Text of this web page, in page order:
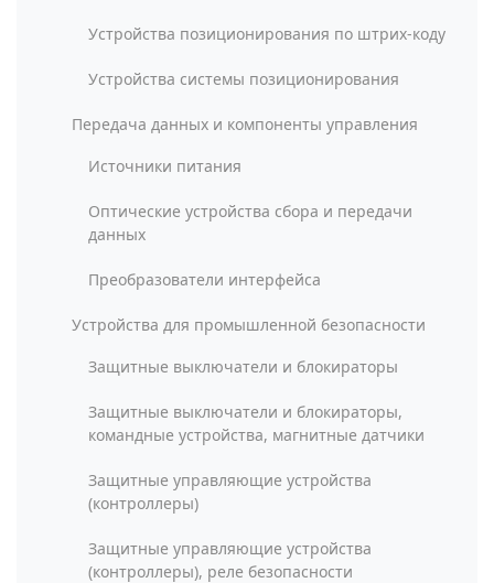
Устройства позиционирования по штрих-коду
Устройства системы позиционирования
Передача данных и компоненты управления
Источники питания
Оптические устройства сбора и передачи
данных
Преобразователи интерфейса
Устройства для промышленной безопасности
Защитные выключатели и блокираторы
Защитные выключатели и блокираторы,
командные устройства, магнитные датчики
Защитные управляющие устройства
(контроллеры)
Защитные управляющие устройства
(контроллеры), реле безопасности